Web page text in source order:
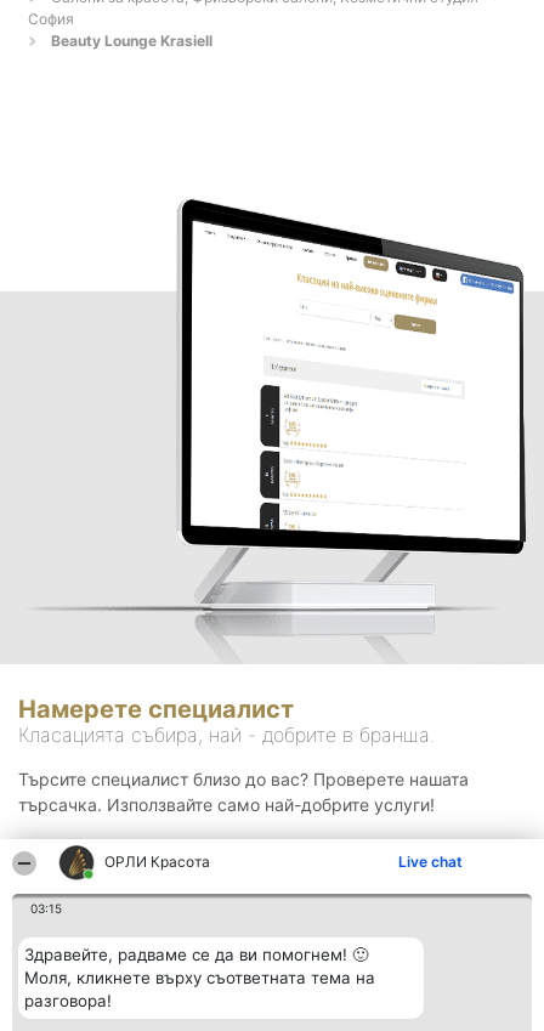
ОРЛИ Красота Live chat
03:15
Здравейте, радваме се да ви помогнем! 🙂
Моля, кликнете върху съответната тема на
разговора!
София
Beauty Lounge Krasiell
Намерете специалист
Класацията събира, най - добрите в бранша.
Търсите специалист близо до вас? Проверете нашата
търсачка. Използвайте само най-добрите услуги!